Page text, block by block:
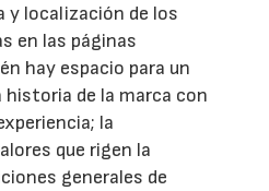
y localización de los
en las páginas
hay espacio para un
historia de la marca con
la
que rigen la
generales de